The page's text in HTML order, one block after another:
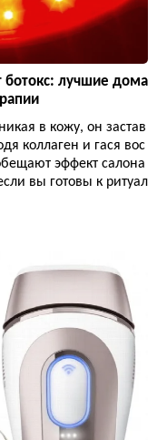
ботокс: лучшие дома
в кожу, он застав
коллаген и гася вос
эффект салона
вы готовы к ритуал